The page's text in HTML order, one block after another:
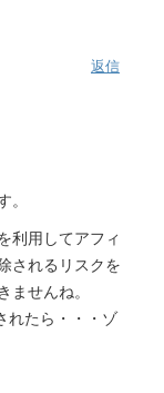
返信
。
利用してアフィ
されるリスクを
ませんね。
れたら・・・ゾ